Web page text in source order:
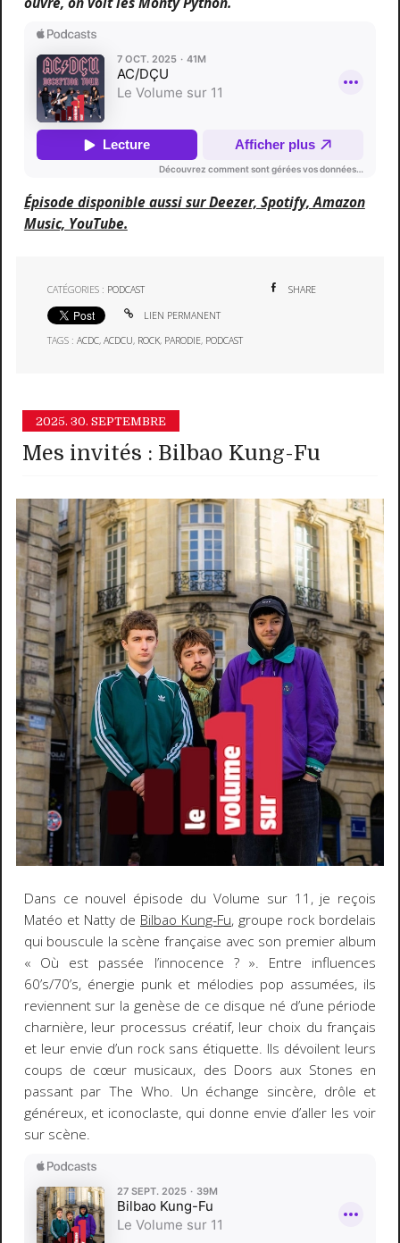
Épisode disponible aussi sur Deezer, Spotify, Amazon
Music, YouTube.
CATÉGORIES : PODCAST SHARE
LIEN PERMANENT
TAGS :ACDC,ACDCU, ROCK, PARODIE, PODCAST
2025. 30. SEPTEMBRE
Mes invités : Bilbao Kung-Fu
Dans ce nouvel épisode du Volume sur 11, je reçois
Matéo et Natty de Bilbao Kung-Fu, groupe rock bordelais
qui bouscule la scène française avec son premier album
« Où est passée l’innocence ? ». Entre influences
60’s/70’s, énergie punk et mélodies pop assumées, ils
reviennent sur la genèse de ce disque né d’une période
charnière, leur processus créatif, leur choix du français
et leur envie d’un rock sans étiquette. Ils dévoilent leurs
coups de cœur musicaux, des Doors aux Stones en
passant par The Who. Un échange sincère, drôle et
généreux, et iconoclaste, qui donne envie d’aller les voir
sur scène.